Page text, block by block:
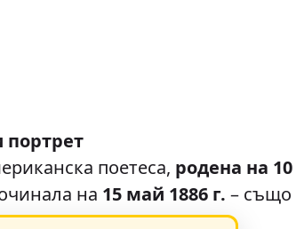
портрет
поетеса, родена на
на 15 май 1886 г. – също